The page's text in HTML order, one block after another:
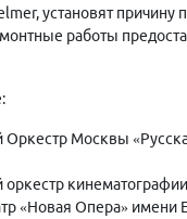
установят причину
работы
Москвы
«Новая Опера» имени